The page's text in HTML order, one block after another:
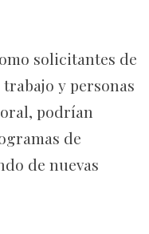
solicitantes de
y personas
podrían
de
de nuevas